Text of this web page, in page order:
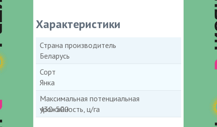
Характеристики
Страна производитель
Беларусь
Сорт
Янка
Максимальная потенциальная
урожайность, ц/га
430-500